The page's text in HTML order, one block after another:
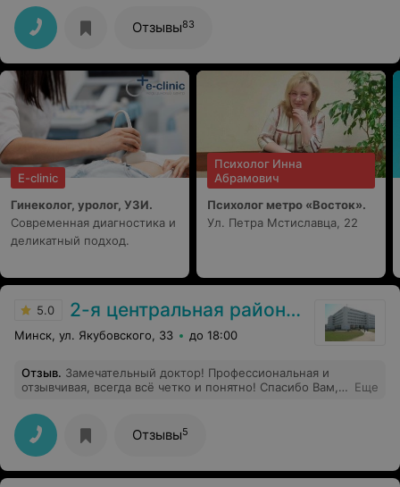
Во время проведения УЗИ бросает свой инструмент и
делает записи (в первый раз с таким столкнулась,
всегда 2 человека: один делает узи, второй ведет
протокол). Гинеколог Ниткина уверена, что фолликул
лопается на 14 день МЦ даже не спрашивая о его
длительности. Протокол узи на листе измазанном
черными полосами от принтера и с непонятным
почерком, т.к. "Этот листок в первую очередь для
врача и он поймет!" Если бы делала узи в первый раз,
то считала бы, что так и надо, но в данном случае
считаю, что зря потратила деньги.
Отзывы83
E-clinic
Гинеколог, уролог, УЗИ.
Современная диагностика и
деликатный подход.
Психолог Инна
Абрамович
Психолог метро «Восток».
Ул. Петра Мстиславца, 22
5.0 2-я центральная районная поликлиника Фрунзенского района
Минск, ул. Якубовского, 33 до 18:00
Отзыв. Замечательный доктор! Профессиональная и
отзывчивая, всегда всё четко и понятно! Спасибо Вам,
приеме от вас веет внимательностью и участием!
Еще
Отзывы5